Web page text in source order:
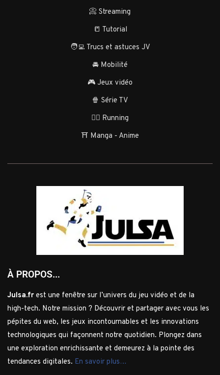
📀 Streaming
📒 Tutorial
🧑‍💻 Trucs et astuces JV
🚘 Mobilité
🎮 Jeux vidéo
🍿 Série TV
🏃‍♂️ Running
⛩️ Manga - Anime
À PROPOS...
Julsa.fr est une fenêtre sur l’univers du jeu vidéo et de la
high-tech. Notre mission ? Découvrir et partager avec vous les
pépites du web, les jeux incontournables et les innovations
technologiques qui façonnent notre quotidien. Plongez dans
une exploration enrichissante et demeurez à la pointe des
tendances digitales. En savoir plus…